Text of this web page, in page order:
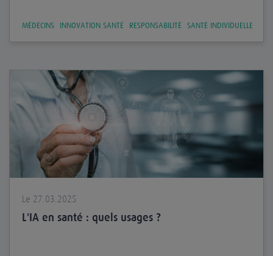
MÉDECINS INNOVATION SANTÉ RESPONSABILITÉ SANTÉ INDIVIDUELLE
Le 27.03.2025
L'IA en santé : quels usages ?